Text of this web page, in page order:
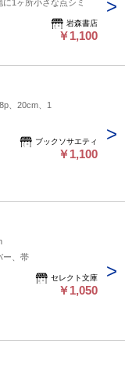
1ヶ所小さな点シミ
岩森書店
￥1,100
、20cm、1
ブックソサエティ
￥1,100
ー、帯
セレクト文庫
￥1,050